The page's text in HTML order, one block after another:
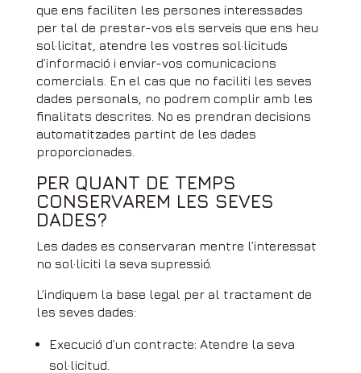
que ens faciliten les persones interessades
per tal de prestar-vos els serveis que ens heu
sol·licitat, atendre les vostres sol·licituds
d’informació i enviar-vos comunicacions
comercials. En el cas que no faciliti les seves
dades personals, no podrem complir amb les
finalitats descrites. No es prendran decisions
automatitzades partint de les dades
proporcionades.
PER QUANT DE TEMPS
CONSERVAREM LES SEVES
DADES?
Les dades es conservaran mentre l’interessat
no sol·liciti la seva supressió.
L’indiquem la base legal per al tractament de
les seves dades:
Execució d’un contracte: Atendre la seva
sol·licitud.